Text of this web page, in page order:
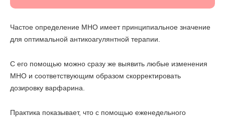
Частое определение МНО имеет принципиальное значение
для оптимальной антикоагулянтной терапии.
С его помощью можно сразу же выявить любые изменения
МНО и соответствующим образом скорректировать
дозировку варфарина.
Практика показывает, что с помощью еженедельного